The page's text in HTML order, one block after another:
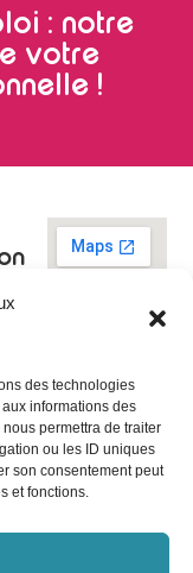
des technologies
informations des
permettra de traiter
ou les ID uniques
son consentement peut
et fonctions.
: notre
votre
!
78